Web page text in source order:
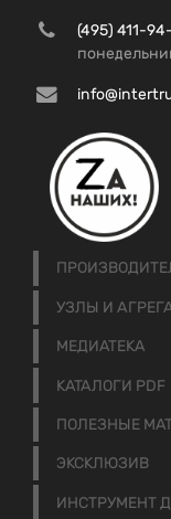
(495) 411-
УЗЛЫ И
МЕДИАТЕКА
КАТАЛОГИ PDF
ПОЛЕЗНЫЕ
ЭКСКЛЮЗИВ
ИНСТРУМЕНТ